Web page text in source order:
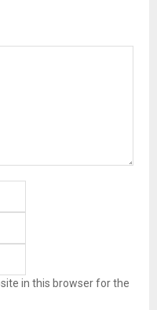
in this browser for the